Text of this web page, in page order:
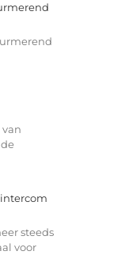
steeds
voor